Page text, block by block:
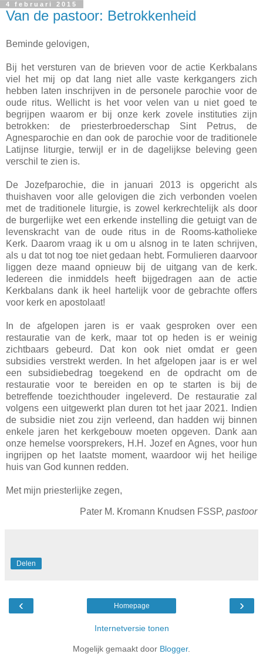
4 februari 2015
Van de pastoor: Betrokkenheid
Beminde gelovigen,
Bij het versturen van de brieven voor de actie Kerkbalans
viel het mij op dat lang niet alle vaste kerkgangers zich
hebben laten inschrijven in de personele parochie voor de
oude ritus. Wellicht is het voor velen van u niet goed te
begrijpen waarom er bij onze kerk zovele instituties zijn
betrokken: de priesterbroederschap Sint Petrus, de
Agnesparochie en dan ook de parochie voor de traditionele
Latijnse liturgie, terwijl er in de dagelijkse beleving geen
verschil te zien is.
De Jozefparochie, die in januari 2013 is opgericht als
thuishaven voor alle gelovigen die zich verbonden voelen
met de traditionele liturgie, is zowel kerkrechtelijk als door
de burgerlijke wet een erkende instelling die getuigt van de
levenskracht van de oude ritus in de Rooms-katholieke
Kerk. Daarom vraag ik u om u alsnog in te laten schrijven,
als u dat tot nog toe niet gedaan hebt. Formulieren daarvoor
liggen deze maand opnieuw bij de uitgang van de kerk.
Iedereen die inmiddels heeft bijgedragen aan de actie
Kerkbalans dank ik heel hartelijk voor de gebrachte offers
voor kerk en apostolaat!
In de afgelopen jaren is er vaak gesproken over een
restauratie van de kerk, maar tot op heden is er weinig
zichtbaars gebeurd. Dat kon ook niet omdat er geen
subsidies verstrekt werden. In het afgelopen jaar is er wel
een subsidiebedrag toegekend en de opdracht om de
restauratie voor te bereiden en op te starten is bij de
betreffende toezichthouder ingeleverd. De restauratie zal
volgens een uitgewerkt plan duren tot het jaar 2021. Indien
de subsidie niet zou zijn verleend, dan hadden wij binnen
enkele jaren het kerkgebouw moeten opgeven. Dank aan
onze hemelse voorsprekers, H.H. Jozef en Agnes, voor hun
ingrijpen op het laatste moment, waardoor wij het heilige
huis van God kunnen redden.
Met mijn priesterlijke zegen,
Pater M. Kromann Knudsen FSSP, pastoor
Delen
‹ ›
Homepage
Internetversie tonen
Mogelijk gemaakt door Blogger.